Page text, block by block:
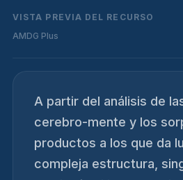
VISTA PREVIA DEL RECURSO
AMDG Plus
A partir del análisis de
cerebro-mente y los
productos a los que da
compleja estructura,